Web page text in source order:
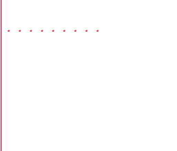
・・・・・・・・